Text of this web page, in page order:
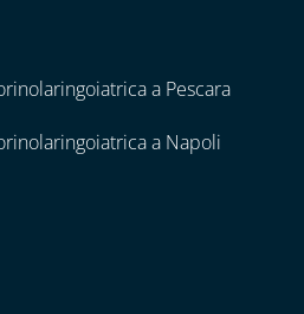
a Pescara
a Napoli